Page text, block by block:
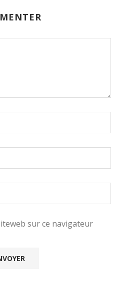
sur ce navigateur